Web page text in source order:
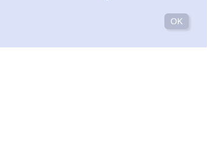
Datenschutzerklärung
OK